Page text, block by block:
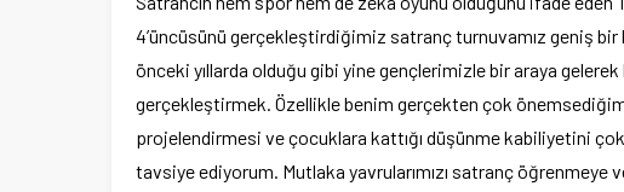
4’üncüsünü gerçekleştirdiğimiz satranç turnuvamız geniş bir
önceki yıllarda olduğu gibi yine gençlerimizle bir araya
gerçekleştirmek. Özellikle benim gerçekten çok
projelendirmesi ve çocuklara kattığı düşünme kabiliyetini
tavsiye ediyorum. Mutlaka yavrularımızı satranç öğrenmeye